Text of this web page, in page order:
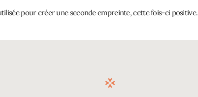
pour créer une seconde empreinte, cette fois-ci positive.